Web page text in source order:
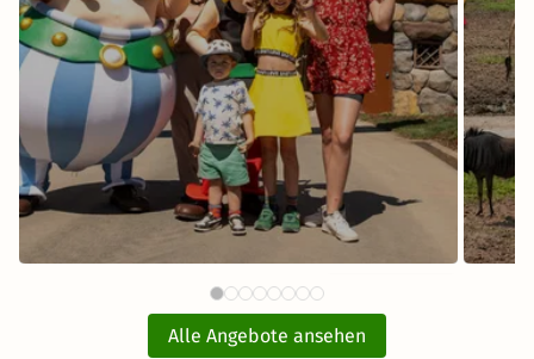
ab81 €
BELANTIS - Das AbenteuerReich
mit Hotel und Eintritt
Alle Angebote ansehen